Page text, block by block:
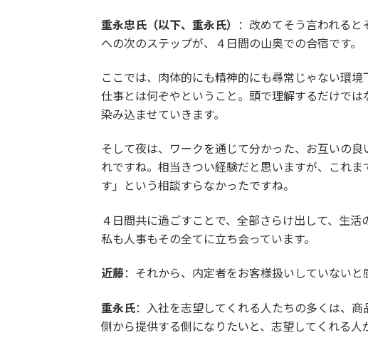
重永忠氏（以下、重永氏） ：改めてそう言われる
への次のステップが、４日間の山奥での合宿です。
ここでは、肉体的にも精神的にも尋常じゃない環
仕事とは何ぞやということ。頭で理解するだけで
染み込ませていきます。
そして夜は、ワークを通じて分かった、お互いの
れですね。相当きつい経験だと思いますが、これ
す」という相談すらなかったですね。
４日間共に過ごすことで、全部さらけ出して、生活
私も人事もその全てに立ち会っています。
近藤：それから、内定者をお客様扱いしていないと
重永氏：入社を志望してくれる人たちの多くは、
側から提供する側になりたいと、志望してくれる人